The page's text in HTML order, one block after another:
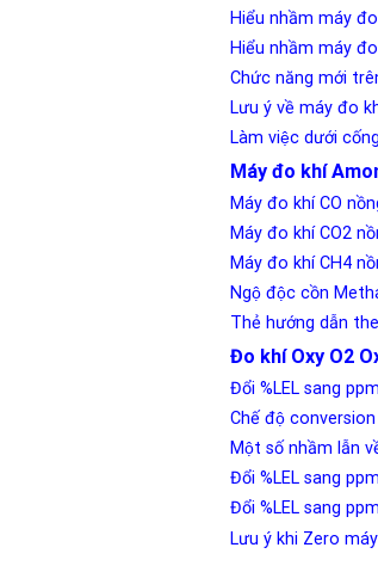
Hiểu nhầm máy
Hiểu nhầm máy
Chức năng mới
Lưu ý về máy đo
Làm việc dưới
Máy đo khí
Máy đo khí CO
Máy đo khí CO2
Máy đo khí CH4
Ngộ độc cồn
Thẻ hướng dẫn
Đo khí Oxy O2
Đổi %LEL sang
Chế độ
Một số nhầm lẫn
Đổi %LEL sang
Đổi %LEL sang
Lưu ý khi Zero